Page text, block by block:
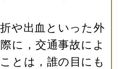
や出血といった外
に，交通事故によ
とは，誰の目にも